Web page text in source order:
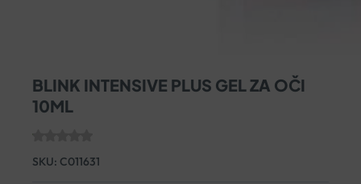
BLINK INTENSIVE PLUS GEL ZA OČI
10ML
SKU: C011631